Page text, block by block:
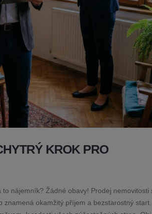
KROK PRO
nájemník? Žádné obavy! Prodej nemovitosti
okamžitý příjem a bezstarostný start.